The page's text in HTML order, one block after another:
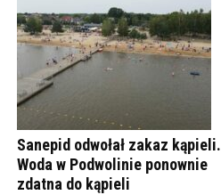
Sanepid odwołał zakaz kąpieli.
Woda w Podwolinie ponownie
zdatna do kąpieli